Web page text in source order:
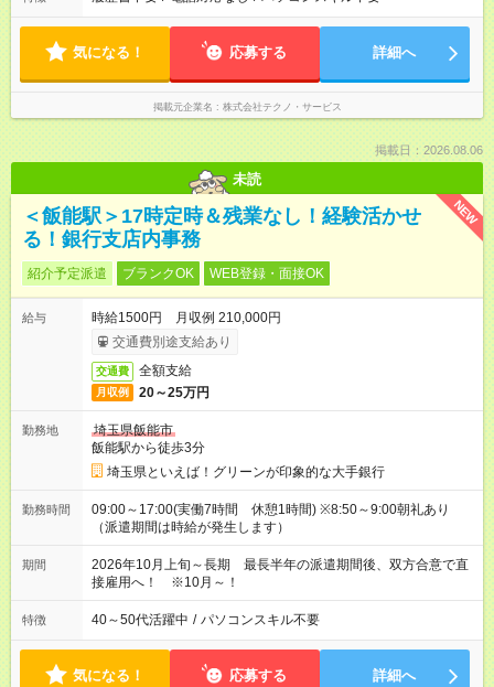
気になる！ 応募する 詳細へ
掲載元企業名 株式会社テクノ・サービス
掲載日：2026.08.06
未読
NEW
＜飯能駅＞17時定時＆残業なし！経験活かせ
る！銀行支店内事務
紹介予定派遣 ブランクOK WEB登録・面接OK
給与
時給1500円 月収例 210,000円
交通費別途支給あり
交通費 全額支給
月収例 20～25万円
勤務地
埼玉県飯能市
飯能駅から徒歩3分
埼玉県といえば！グリーンが印象的な大手銀行
勤務時間
09:00～17:00(実働7時間 休憩1時間) ※8:50～9:00朝礼あり
（派遣期間は時給が発生します）
期間
2026年10月上旬～長期 最長半年の派遣期間後、双方合意で直
接雇用へ！ ※10月～！
特徴 40～50代活躍中 / パソコンスキル不要
気になる！ 応募する 詳細へ